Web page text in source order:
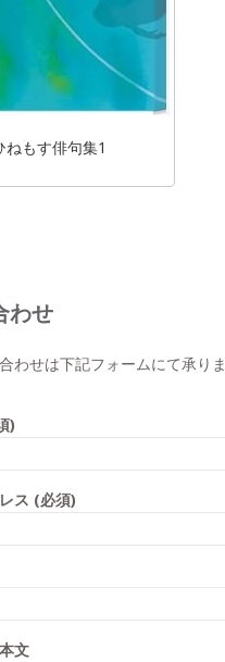
ねもす俳句集1
わせ
わせは下記フォームにて承りま
)
ス (必須)
文